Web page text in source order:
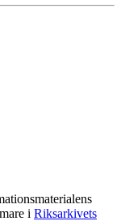
i Riksarkivets